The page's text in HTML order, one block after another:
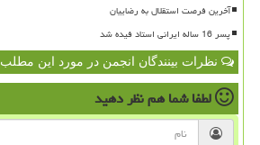
آخرین فرصت استقلال به رضاییان
پسر 16 ساله ایرانی استاد فیده شد
نظرات بینندگان انجمن در مورد این مطلب
لطفا شما همنظر دهید